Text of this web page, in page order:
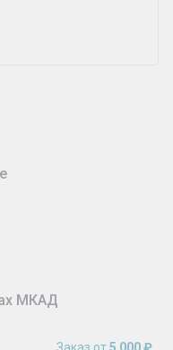
МКАД
Заказ от5 000 ₽